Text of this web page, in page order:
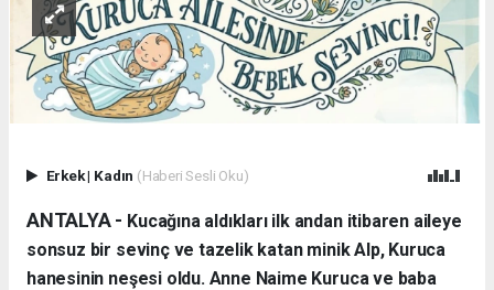
Erkek| Kadın (Haberi Sesli Oku)
ANTALYA - ​ Kucağına aldıkları ilk andan itibaren aileye
sonsuz bir sevinç ve tazelik katan minik Alp, Kuruca
hanesinin neşesi oldu. Anne Naime Kuruca ve baba